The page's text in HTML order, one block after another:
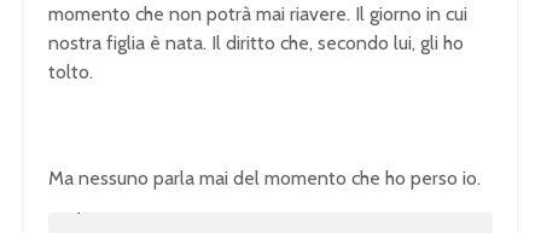
momento che non potrà mai riavere. Il giorno in cui
nostra figlia è nata. Il diritto che, secondo lui, gli ho
tolto.
Ma nessuno parla mai del momento che ho perso io.